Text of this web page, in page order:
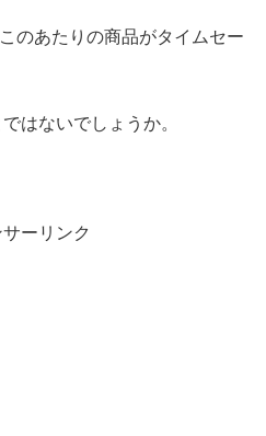
のあたりの商品がタイムセー
はないでしょうか。
ーリンク